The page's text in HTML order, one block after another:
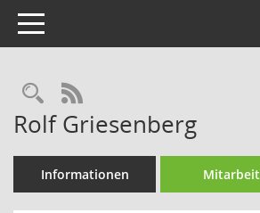
Toggle navigation
Rechercheauswahl
RSS-Feed
Rolf Griesenberg
Informationen Mitarbeit